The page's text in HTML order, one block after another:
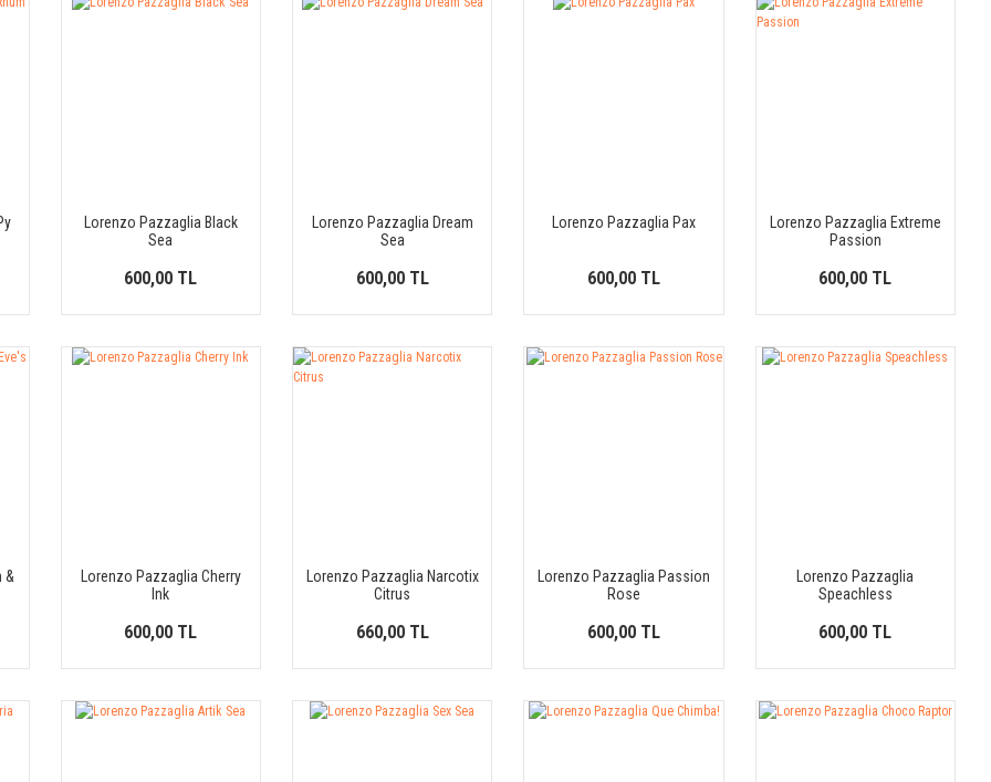
Lorenzo Pazzaglia Black
Sea
600,00 TL
Lorenzo Pazzaglia Dream
Sea
600,00 TL
Lorenzo Pazzaglia Pax
600,00 TL
Lorenzo Pazzaglia Extreme
Passion
600,00 TL
&
Lorenzo Pazzaglia Cherry
Ink
600,00 TL
Lorenzo Pazzaglia Narcotix
Citrus
660,00 TL
Lorenzo Pazzaglia Passion
Rose
600,00 TL
Lorenzo Pazzaglia
Speachless
600,00 TL